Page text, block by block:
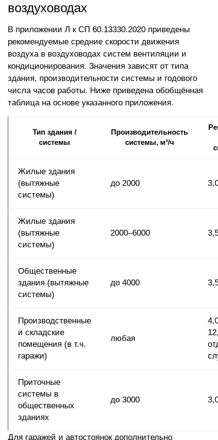
воздуховодах
В приложении Л к СП 60.13330.2020 приведены
рекомендуемые средние скорости движения
воздухав воздуховодах систем вентиляции и
кондиционирования. Значения зависят от типа
здания, производительности системы и годового
числа часов работы. Ниже приведена обобщённая
таблица на основе указанного приложения.
Тип здания /
системы
Производительность
системы, м³/ч
Жилые здания
(вытяжные
системы)
до 2000
Жилые здания
(вытяжные
системы)
2000–6000
Общественные
здания (вытяжные
системы)
до 4000
Производственные
и складские
помещения (в т.ч.
гаражи)
любая
Приточные
системы в
общественных
зданиях
до 3000
Для гаражей и автостоянок дополнительно